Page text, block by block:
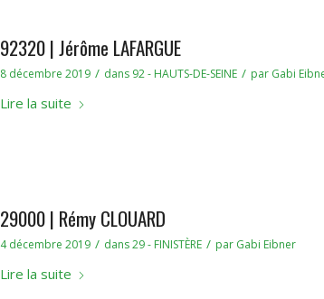
92320 | Jérôme LAFARGUE
8 décembre 2019 / dans 92 - HAUTS-DE-SEINE / par Gabi
Lire la suite
29000 | Rémy CLOUARD
4 décembre 2019 / dans29 - FINISTÈRE / par Gabi Eibner
Lire la suite